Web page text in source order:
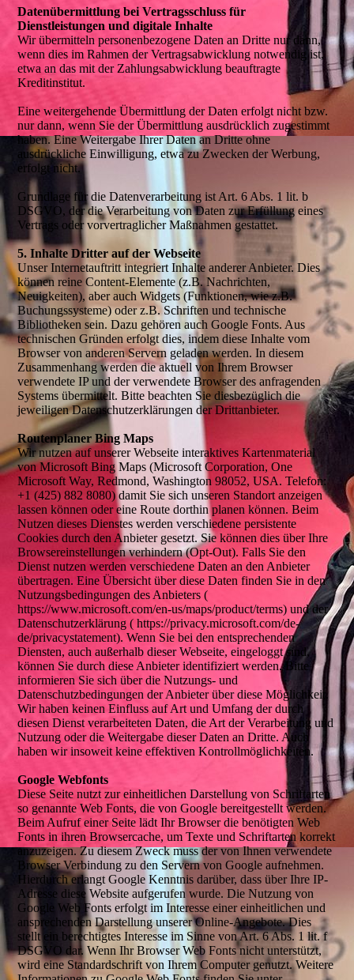
Datenübermittlung bei Vertragsschluss für
Dienstleistungen und digitale Inhalte
Wir übermitteln personenbezogene Daten an Dritte nur dann,
wenn dies im Rahmen der Vertragsabwicklung notwendig ist,
etwa an das mit der Zahlungsabwicklung beauftragte
Kreditinstitut.
Eine weitergehende Übermittlung der Daten erfolgt nicht bzw.
nur dann, wenn Sie der Übermittlung ausdrücklich zugestimmt
haben. Eine Weitergabe Ihrer Daten an Dritte ohne
ausdrückliche Einwilligung, etwa zu Zwecken der Werbung,
erfolgt nicht.
Grundlage für die Datenverarbeitung ist Art. 6 Abs. 1 lit. b
DSGVO, der die Verarbeitung von Daten zur Erfüllung eines
Vertrags oder vorvertraglicher Maßnahmen gestattet.
5. Inhalte Dritter auf der Webseite
Unser Internetauftritt integriert Inhalte anderer Anbieter. Dies
können reine Content-Elemente (z.B. Nachrichten,
Neuigkeiten), aber auch Widgets (Funktionen, wie z.B.
Buchungssysteme) oder z.B. Schriften und technische
Bibliotheken sein. Dazu gehören auch Google Fonts. Aus
technischen Gründen erfolgt dies, indem diese Inhalte vom
Browser von anderen Servern geladen werden. In diesem
Zusammenhang werden die aktuell von Ihrem Browser
verwendete IP und der verwendete Browser des anfragenden
Systems übermittelt. Bitte beachten Sie diesbezüglich die
jeweiligen Datenschutzerklärungen der Drittanbieter.
Routenplaner Bing Maps
Wir nutzen auf unserer Webseite interaktives Kartenmaterial
von Microsoft Bing Maps (Microsoft Corporation, One
Microsoft Way, Redmond, Washington 98052, USA. Telefon:
+1 (425) 882 8080) damit Sie sich unseren Standort anzeigen
lassen können oder eine Route dorthin planen können. Beim
Nutzen dieses Dienstes werden verschiedene persistente
Cookies durch den Anbieter gesetzt. Sie können dies über Ihre
Browsereinstellungen verhindern (Opt-Out). Falls Sie den
Dienst nutzen werden verschiedene Daten an den Anbieter
übertragen. Eine Übersicht über diese Daten finden Sie in den
Nutzungsbedingungen des Anbieters (
https://www.microsoft.com/en-us/maps/product/terms) und der
Datenschutzerklärung ( https://privacy.microsoft.com/de-
de/privacystatement). Wenn Sie bei den entsprechenden
Diensten, auch außerhalb dieser Webseite, eingeloggt sind,
können Sie durch diese Anbieter identifiziert werden. Bitte
informieren Sie sich über die Nutzungs- und
Datenschutzbedingungen der Anbieter über diese Möglichkeit.
Wir haben keinen Einfluss auf Art und Umfang der durch
diesen Dienst verarbeiteten Daten, die Art der Verarbeitung und
Nutzung oder die Weitergabe dieser Daten an Dritte. Auch
haben wir insoweit keine effektiven Kontrollmöglichkeiten.
Google Webfonts
Diese Seite nutzt zur einheitlichen Darstellung von Schriftarten
so genannte Web Fonts, die von Google bereitgestellt werden.
Beim Aufruf einer Seite lädt Ihr Browser die benötigten Web
Fonts in ihren Browsercache, um Texte und Schriftarten korrekt
anzuzeigen. Zu diesem Zweck muss der von Ihnen verwendete
Browser Verbindung zu den Servern von Google aufnehmen.
Hierdurch erlangt Google Kenntnis darüber, dass über Ihre IP-
Adresse diese Website aufgerufen wurde. Die Nutzung von
Google Web Fonts erfolgt im Interesse einer einheitlichen und
ansprechenden Darstellung unserer Online-Angebote. Dies
stellt ein berechtigtes Interesse im Sinne von Art. 6 Abs. 1 lit. f
DSGVO dar. Wenn Ihr Browser Web Fonts nicht unterstützt,
wird eine Standardschrift von Ihrem Computer genutzt. Weitere